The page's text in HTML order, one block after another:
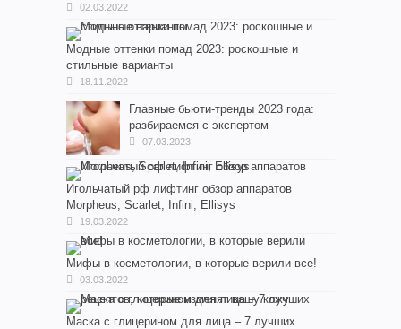
02.03.2022
Модные оттенки помад 2023: роскошные и
стильные варианты
18.11.2022
Главные бьюти-тренды 2023 года:
разбираемся с экспертом
07.03.2023
Игольчатый рф лифтинг обзор аппаратов
Morpheus, Scarlet, Infini, Ellisys
19.03.2022
Мифы в косметологии, в которые верили все!
03.03.2022
Маска с глицерином для лица – 7 лучших